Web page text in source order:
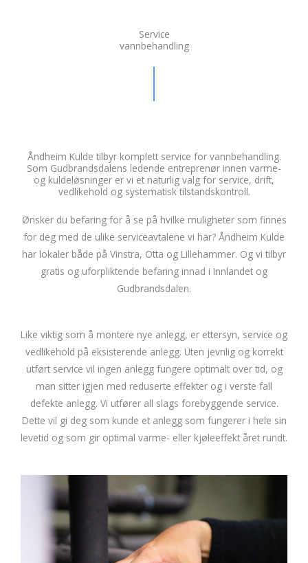
Service
vannbehandling
Åndheim Kulde tilbyr komplett service for vannbehandling.
Som Gudbrandsdalens ledende entreprenør innen varme-
og kuldeløsninger er vi et naturlig valg for service, drift,
vedlikehold og systematisk tilstandskontroll.
Ønsker du befaring for å se på hvilke muligheter som finnes
for deg med de ulike serviceavtalene vi har? Åndheim Kulde
har lokaler både på Vinstra, Otta og Lillehammer. Og vi tilbyr
gratis og uforpliktende befaring innad i Innlandet og
Gudbrandsdalen.
Like viktig som å montere nye anlegg, er ettersyn, service og
vedlikehold på eksisterende anlegg. Uten jevnlig og korrekt
utført service vil ingen anlegg fungere optimalt over tid, og
man sitter igjen med reduserte effekter og i verste fall
defekte anlegg. Vi utfører all slags forebyggende service.
Dette vil gi deg som kunde et anlegg som fungerer i hele sin
levetid og som gir optimal varme- eller kjøleeffekt året rundt.